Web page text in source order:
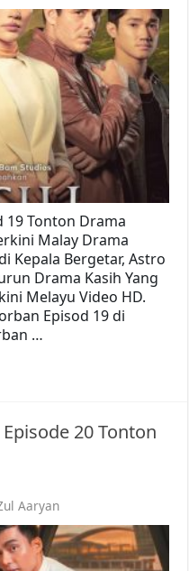
19 Tonton Drama
Malay Drama
Kepala Bergetar, Astro
Drama Kasih Yang
Melayu Video HD.
Episod 19 di
…
20 Tonton
Aaryan